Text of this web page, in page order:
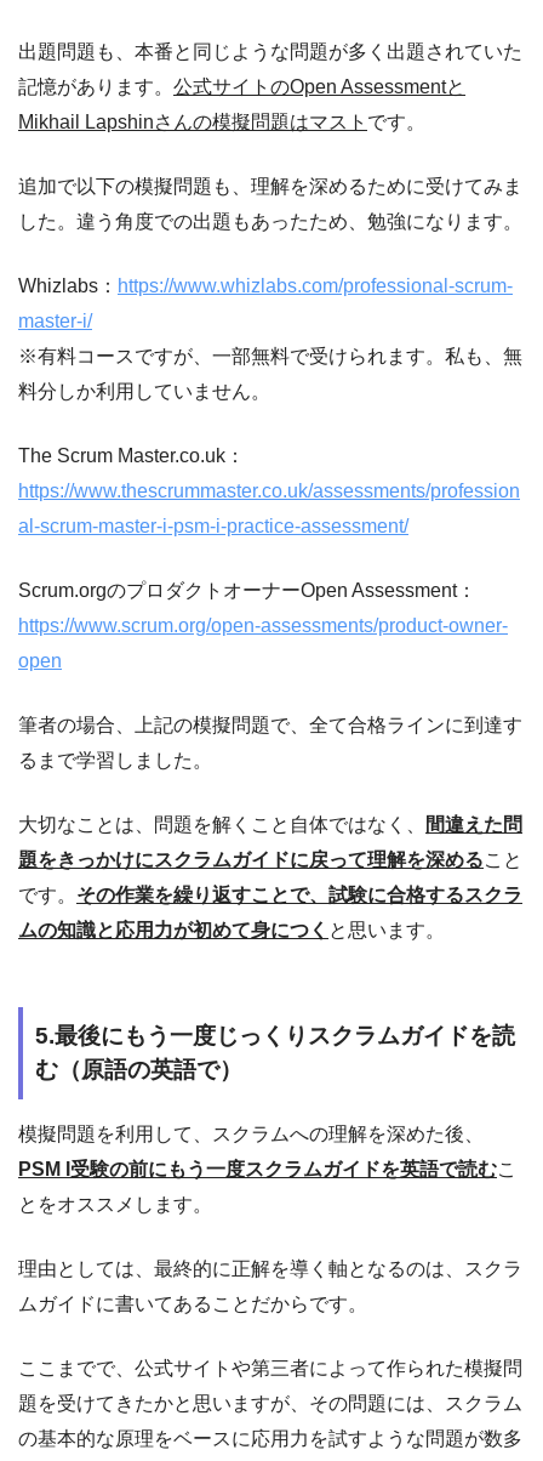
出題問題も、本番と同じような問題が多く出題されていた
記憶があります。 公式サイトのOpen Assessmentと
Mikhail Lapshinさんの模擬問題はマスト です。
追加で以下の模擬問題も、理解を深めるために受けてみま
した。違う角度での出題もあったため、勉強になります。
Whizlabs： https://www.whizlabs.com/professional-scrum-
master-i/
※有料コースですが、一部無料で受けられます。私も、無
料分しか利用していません。
The Scrum Master.co.uk：
https://www.thescrummaster.co.uk/assessments/profession
al-scrum-master-i-psm-i-practice-assessment/
Scrum.orgのプロダクトオーナーOpen Assessment：
https://www.scrum.org/open-assessments/product-owner-
open
筆者の場合、上記の模擬問題で、全て合格ラインに到達す
るまで学習しました。
大切なことは、問題を解くこと自体ではなく、
間違えた問
題をきっかけにスクラムガイドに戻って理解を深めること
です。 その作業を繰り返すことで、試験に合格するスクラ
ムの知識と応用力が初めて身につく と思います。
5.最後にもう一度じっくりスクラムガイドを読
む（原語の英語で）
模擬問題を利用して、スクラムへの理解を深めた後、
PSM I受験の前にもう一度スクラムガイドを英語で読むこ
とをオススメします。
理由としては、最終的に正解を導く軸となるのは、スクラ
ムガイドに書いてあることだからです。
ここまでで、公式サイトや第三者によって作られた模擬問
題を受けてきたかと思いますが、その問題には、スクラム
の基本的な原理をベースに応用力を試すような問題が数多